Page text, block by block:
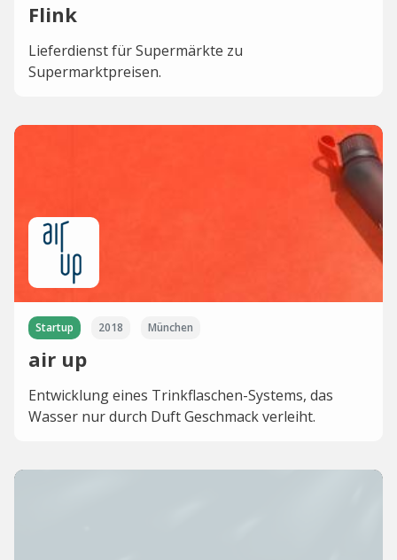
Flink
Lieferdienst für Supermärkte zu
Supermarktpreisen.
Startup 2018 München
air up
Entwicklung eines Trinkflaschen-Systems, das
Wasser nur durch Duft Geschmack verleiht.